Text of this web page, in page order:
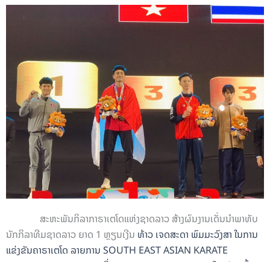
ສະຫະພັນກິລາກາຣາເຕໂດແຫ່ງຊາດລາວ ສ້າງຜົນງານເດັ່ນນຳພາທັບ
ນັກກິລາທີມຊາດລາວ ຍາດ 1 ຫຼຽນເງີນ ທ້າວ ເຈດສະດາ ພົມມະວົງສາໃນການ
ແຂ່ງຂັນຄາຣາເຕໂດ ລາຍການ SOUTH EAST ASIAN KARATE